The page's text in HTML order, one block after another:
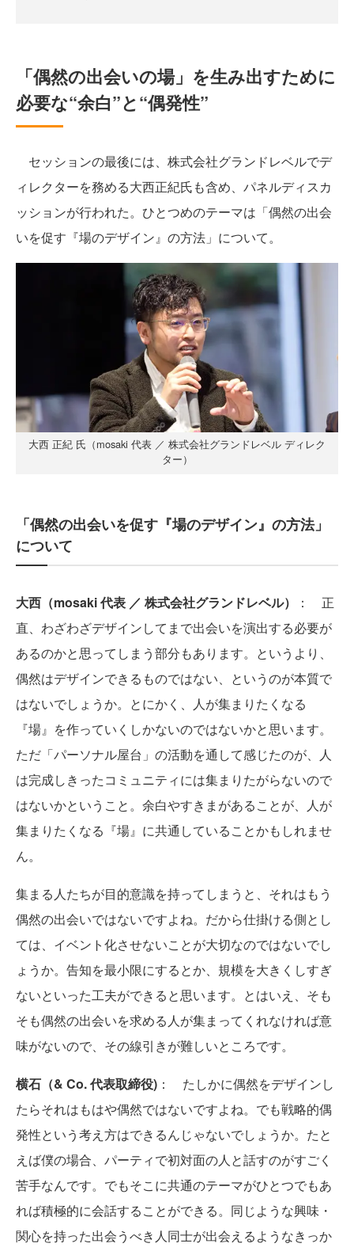
「偶然の出会いの場」を生み出すために
必要な“余白”と“偶発性”
セッションの最後には、株式会社グランドレベルでデ
ィレクターを務める大西正紀氏も含め、パネルディスカ
ッションが行われた。ひとつめのテーマは「偶然の出会
いを促す『場のデザイン』の方法」について。
大西 正紀 氏（mosaki 代表 ／ 株式会社グランドレベル ディレク
ター）
「偶然の出会いを促す『場のデザイン』の方法」
について
大西（mosaki 代表 ／ 株式会社グランドレベル）
： 正
直、わざわざデザインしてまで出会いを演出する必要が
あるのかと思ってしまう部分もあります。というより、
偶然はデザインできるものではない、というのが本質で
はないでしょうか。とにかく、人が集まりたくなる
『場』を作っていくしかないのではないかと思います。
ただ「パーソナル屋台」の活動を通して感じたのが、人
は完成しきったコミュニティには集まりたがらないので
はないかということ。余白やすきまがあることが、人が
集まりたくなる『場』に共通していることかもしれませ
ん。
集まる人たちが目的意識を持ってしまうと、それはもう
偶然の出会いではないですよね。だから仕掛ける側とし
ては、イベント化させないことが大切なのではないでし
ょうか。告知を最小限にするとか、規模を大きくしすぎ
ないといった工夫ができると思います。とはいえ、そも
そも偶然の出会いを求める人が集まってくれなければ意
味がないので、その線引きが難しいところです。
横石（& Co. 代表取締役) ： たしかに偶然をデザインし
たらそれはもはや偶然ではないですよね。でも戦略的偶
発性という考え方はできるんじゃないでしょうか。たと
えば僕の場合、パーティで初対面の人と話すのがすごく
苦手なんです。でもそこに共通のテーマがひとつでもあ
れば積極的に会話することができる。同じような興味・
関心を持った出会うべき人同士が出会えるようなきっか